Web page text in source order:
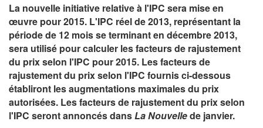
La nouvelle initiative relative à l'IPC sera mise en
œuvre pour 2015. L'IPC réel de 2013, représentant la
période de 12 mois se terminant en décembre 2013,
sera utilisé pour calculer les facteurs de rajustement
du prix selon l'IPC pour 2015. Les facteurs de
rajustement du prix selon l'IPC fournis ci-dessous
établiront les augmentations maximales du prix
autorisées. Les facteurs de rajustement du prix selon
l'IPC seront annoncés dansLa Nouvellede janvier.